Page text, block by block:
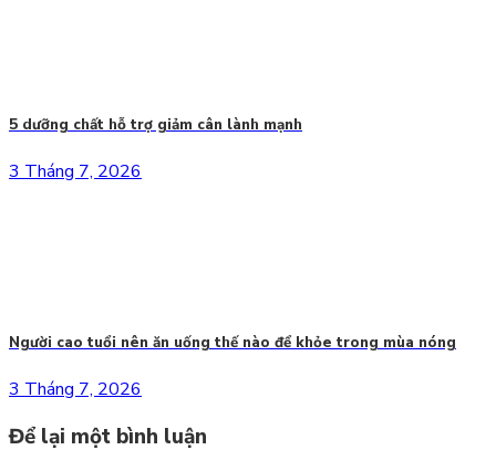
5 dưỡng chất hỗ trợ giảm cân lành mạnh
3 Tháng 7, 2026
Người cao tuổi nên ăn uống thế nào để khỏe trong mùa nóng
3 Tháng 7, 2026
Để lại một bình luận